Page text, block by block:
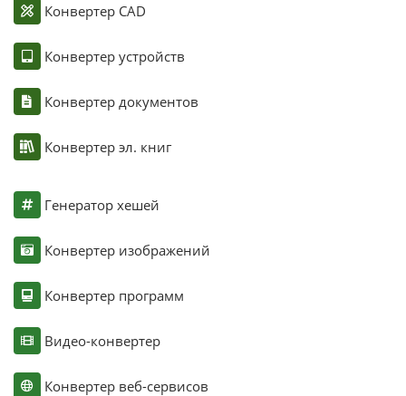
Конвертер CAD
Конвертер устройств
Конвертер документов
Конвертер эл. книг
Генератор хешей
Конвертер изображений
Конвертер программ
Видео-конвертер
Конвертер веб-сервисов